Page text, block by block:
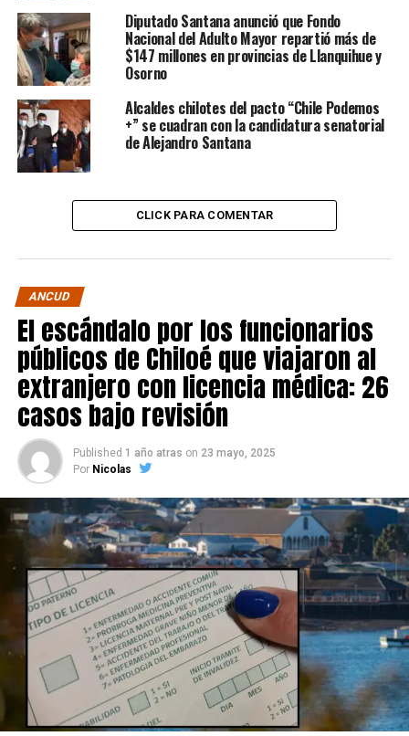
Diputado Santana anunció que Fondo
Nacional del Adulto Mayor repartió más de
$147 millones en provincias de Llanquihue y
Osorno
Alcaldes chilotes del pacto “Chile Podemos
+” se cuadran con la candidatura senatorial
de Alejandro Santana
CLICK PARA COMENTAR
ANCUD
El escándalo por los funcionarios
públicos de Chiloé que viajaron al
extranjero con licencia médica: 26
casos bajo revisión
Published 1 año atras on 23 mayo, 2025
Por Nicolas